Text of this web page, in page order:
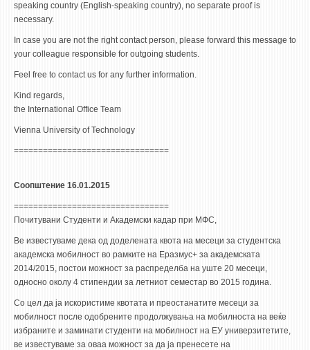
speaking country (English-speaking country), no separate proof is
necessary.
In case you are not the right contact person, please forward this message to
your colleague responsible for outgoing students.
Feel free to contact us for any further information.
Kind regards,
the International Office Team
Vienna University of Technology
================================
Соопштение 16.01.2015
================================
Почитувани Студенти и Академски кадар при МФС,
Ве известуваме дека од доделената квота на месеци за студентска
академска мобилност во рамките на Еразмус+ за академската
2014/2015, постои можност за распределба на уште 20 месеци,
односно околу 4 стипендии за летниот семестар во 2015 година.
Со цел да ја искористиме квотата и преостанатите месеци за
мобилност после одобрените продолжувања на мобилноста на веќе
избраните и заминати студенти на мобилност на ЕУ универзитетите,
ве известуваме за оваа можност за да ја пренесете на